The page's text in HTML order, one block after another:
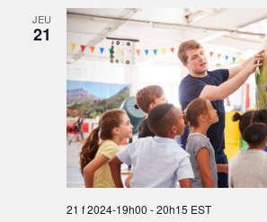
JEU
21
21 f 2024-19h00 -20h15 EST